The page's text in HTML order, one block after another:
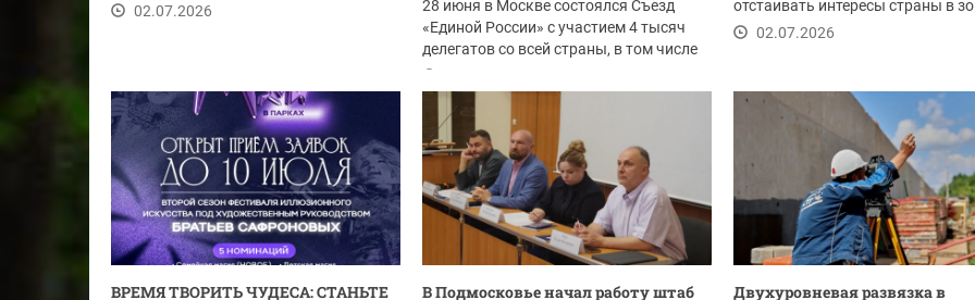
улицы...
02.07.2026
28 июня в Москве состоялся Съезд
«Единой России» с участием 4 тысяч
делегатов со всей страны, в том числе
из...
отстаивать интересы страны в
проведения...
02.07.2026
ВРЕМЯ ТВОРИТЬ ЧУДЕСА: СТАНЬТЕ
В Подмосковье начал работу штаб
Двухуровневая развязка в